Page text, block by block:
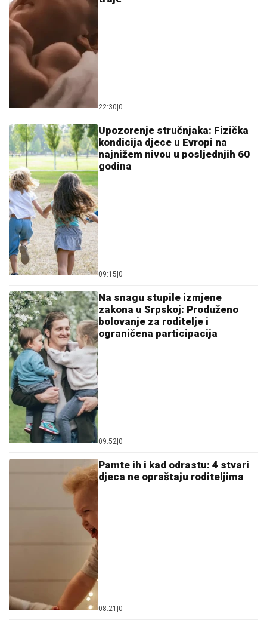
22:30 0
Upozorenje stručnjaka: Fizička
kondicija djece u Evropi na
najnižem nivou u posljednjih 60
godina
09:15 0
Na snagu stupile izmjene
zakona u Srpskoj: Produženo
bolovanje za roditelje i
ograničena participacija
09:52 0
Pamte ih i kad odrastu: 4 stvari
djeca ne opraštaju roditeljima
08:21 0